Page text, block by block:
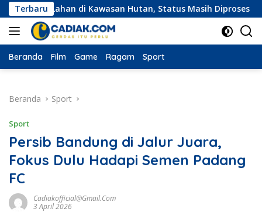
Langsung
ke
konten
Terbaru
di Kawasan Hutan, Status Masih Diproses
Beranda Film Game Ragam Sport
Beranda Sport
Sport
Persib Bandung di Jalur Juara,
Fokus Dulu Hadapi Semen Padang
FC
Cadiakofficial@gmail.com
3 April 2026